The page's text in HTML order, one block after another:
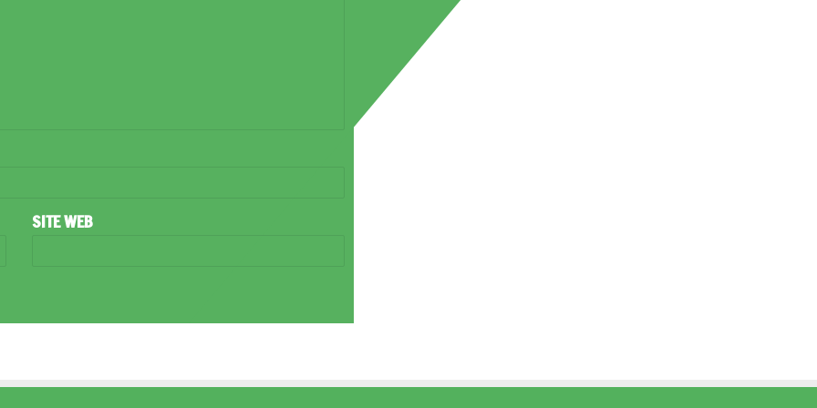
SITE WEB